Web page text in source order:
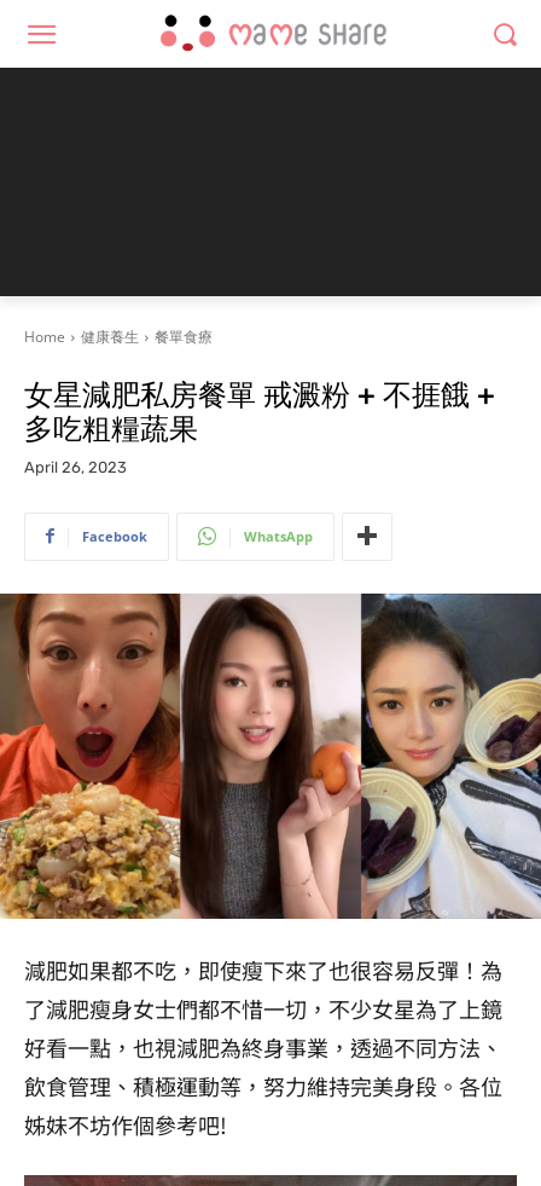
Home 健康養生 餐單食療
女星減肥私房餐單 戒澱粉 + 不捱餓 +
多吃粗糧蔬果
April 26, 2023
Facebook WhatsApp
減肥如果都不吃，即使瘦下來了也很容易反彈！ 為
了減肥瘦身女士們都不惜一切，不少女星為了上鏡
好看一點，也視減肥為終身事業 ，透過不同方法、
飲食管理、積極運動等，努力維持完美身段。各位
姊妹不坊作個參考吧!